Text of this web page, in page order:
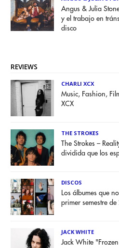
Angus & Julia
y el trabajo en
disco
REVIEWS
CHARLI XCX
Music, Fashion,
XCX
THE STROKES
The Strokes –
dividida que los
DISCOS
Los álbumes que
primer semestre de
JACK WHITE
Jack White